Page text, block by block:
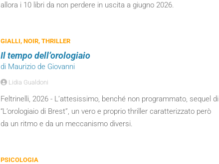
allora i 10 libri da non perdere in uscita a giugno 2026.
GIALLI, NOIR, THRILLER
Il tempo dell’orologiaio
di Maurizio de Giovanni
Lidia Gualdoni
Feltrinelli, 2026 - L’attesissimo, benché non programmato, sequel di
“L’orologiaio di Brest”, un vero e proprio thriller caratterizzato però
da un ritmo e da un meccanismo diversi.
PSICOLOGIA